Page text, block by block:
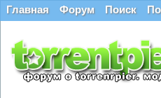
Главная Форум Поиск